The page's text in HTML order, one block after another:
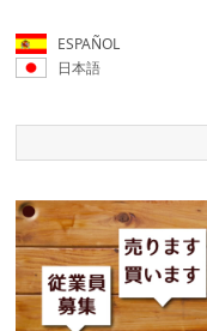
ESPAÑOL
日本語